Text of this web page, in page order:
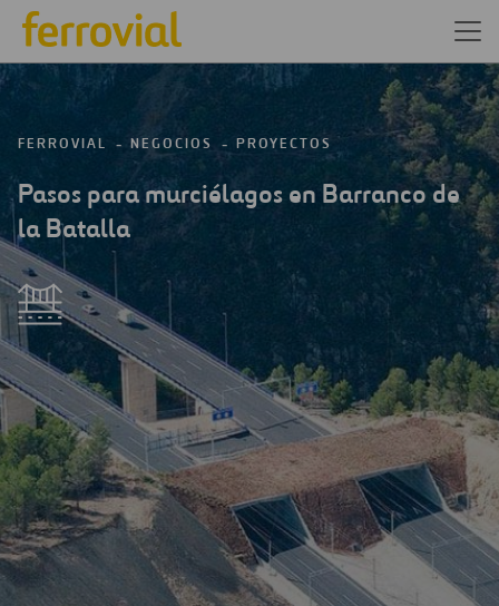
FERROVIAL NEGOCIOS PROYECTOS
Pasos para murciélagos en Barranco de
la Batalla